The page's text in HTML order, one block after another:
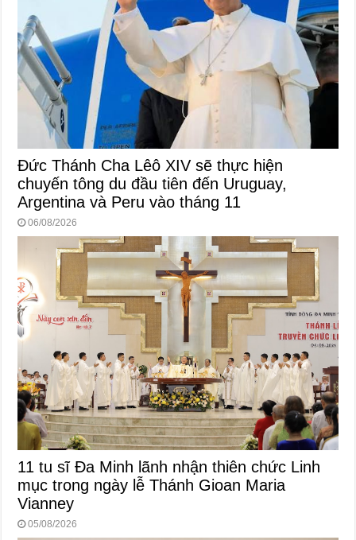
Đức Thánh Cha Lêô XIV sẽ thực hiện
chuyến tông du đầu tiên đến Uruguay,
Argentina và Peru vào tháng 11
06/08/2026
11 tu sĩ Đa Minh lãnh nhận thiên chức Linh
mục trong ngày lễ Thánh Gioan Maria
Vianney
05/08/2026